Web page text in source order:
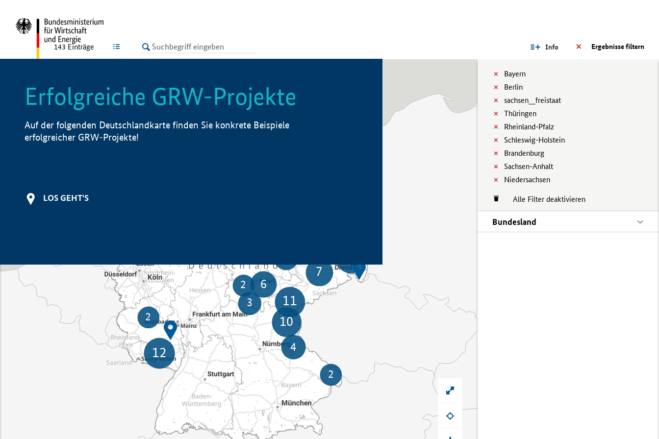
LISTE Ergebnisse filtern
Info
Bayern
Berlin
sachsen__freistaat
Thüringen
Rheinland-Pfalz
Schleswig-Holstein
Brandenburg
Sachsen-Anhalt
Niedersachsen
Alle Filter deaktivieren
Bundesland
143 Einträge
Erfolgreiche GRW-Projekte
Auf der folgenden Deutschlandkarte finden Sie konkrete Beispiele
erfolgreicher GRW-Projekte!
LOS GEHT'S